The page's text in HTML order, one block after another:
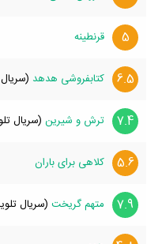
5 قرنطینه
6.5 کتابفروشی هدهد
7.4 ترش و شیرین (سریال
5.6 کلاهی برای باران
7.9 متهم گریخت (سریال